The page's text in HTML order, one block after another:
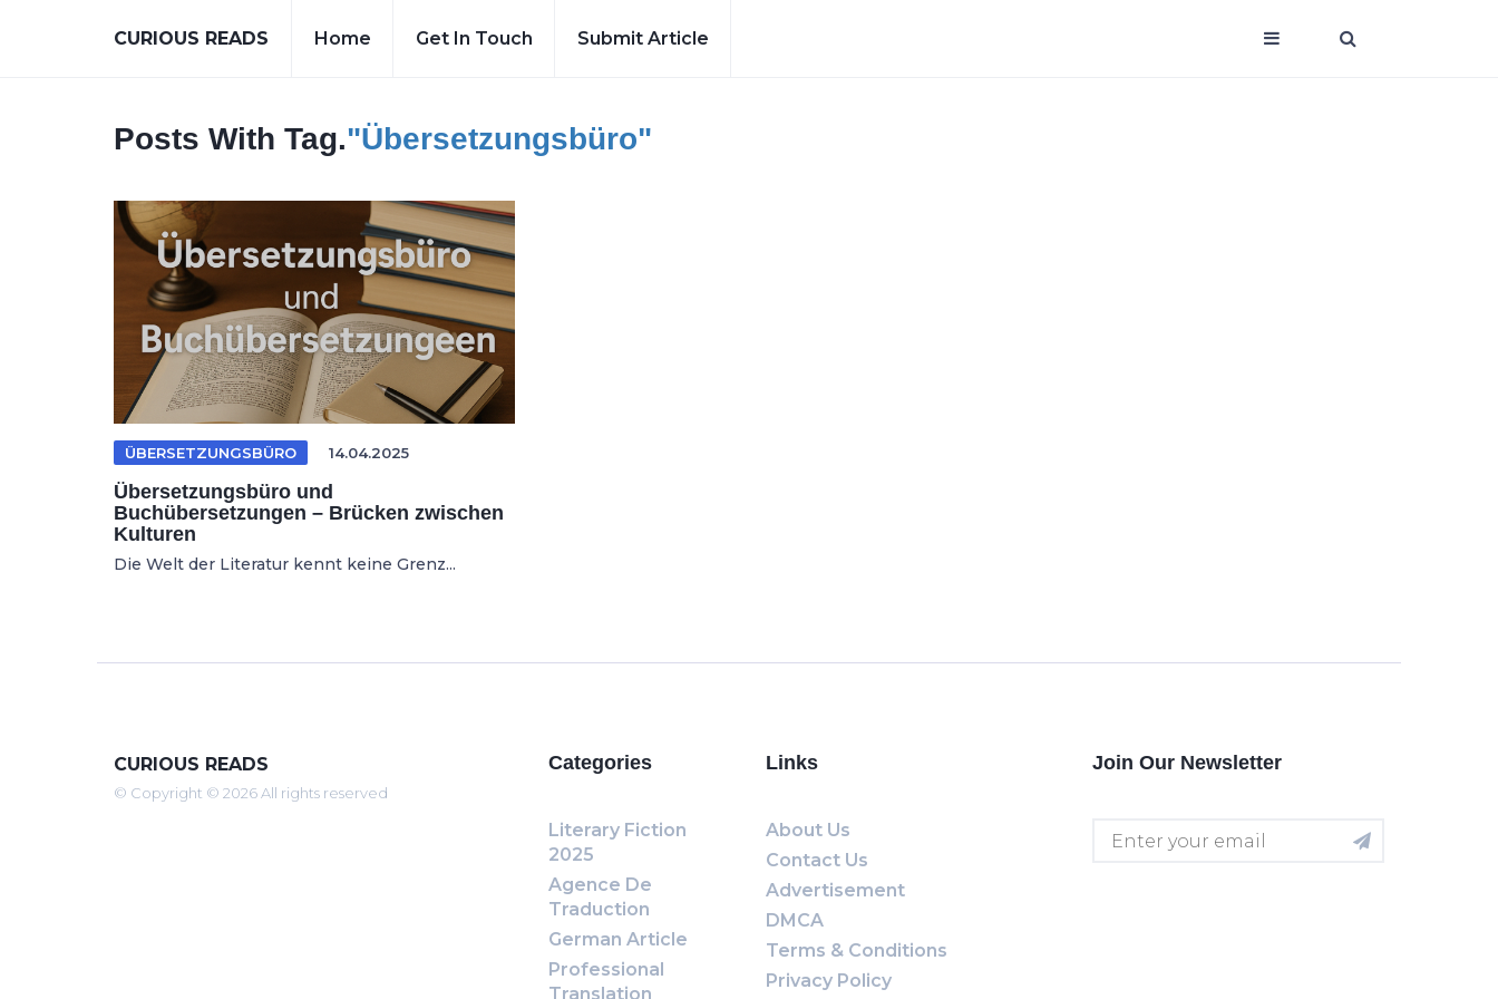
CURIOUS READS Home Get In Touch Submit Article
Posts With Tag."Übersetzungsbüro"
ÜBERSETZUNGSBÜRO 14.04.2025
Übersetzungsbüro und
Buchübersetzungen – Brücken zwischen
Kulturen
Die Welt der Literatur kennt keine Grenz...
CURIOUS READS
© Copyright © 2026 All rights reserved
Categories
Literary Fiction
2025
Agence De
Traduction
German Article
Professional
Translation
Links
About Us
Contact Us
Advertisement
DMCA
Terms & Conditions
Privacy Policy
Join Our Newsletter